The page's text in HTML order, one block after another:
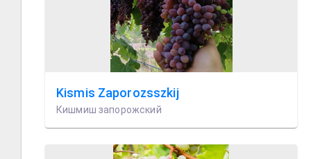
Kismis Zaporozsszkij
Кишмиш запорожский